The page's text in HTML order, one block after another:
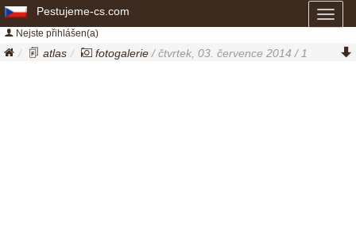
Pestujeme-cs.com
Nejste přihlášen(a)
atlas fotogalerie / čtvrtek, 03. července 2014 / 1